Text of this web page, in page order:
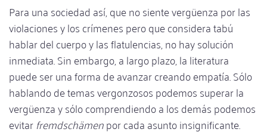
Para una sociedad así, que no siente vergüenza por las
violaciones y los crímenes pero que considera tabú
hablar del cuerpo y las flatulencias, no hay solución
inmediata. Sin embargo, a largo plazo, la literatura
puede ser una forma de avanzar creando empatía. Sólo
hablando de temas vergonzosos podemos superar la
vergüenza y sólo comprendiendo a los demás podemos
evitarfremdschämenpor cada asunto insignificante.